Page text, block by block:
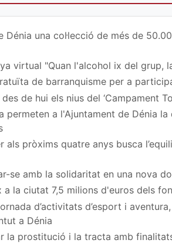
Dénia una col·lecció de més de
virtual "Quan l'alcohol ix del
de barranquisme per a
de hui els nius del ‘Campament
permeten a l'Ajuntament de Dénia
als pròxims quatre anys busca
se amb la solidaritat en una nova
la ciutat 7,5 milions d'euros dels
d’activitats d’esport i
a Dénia
la prostitució i la tracta amb